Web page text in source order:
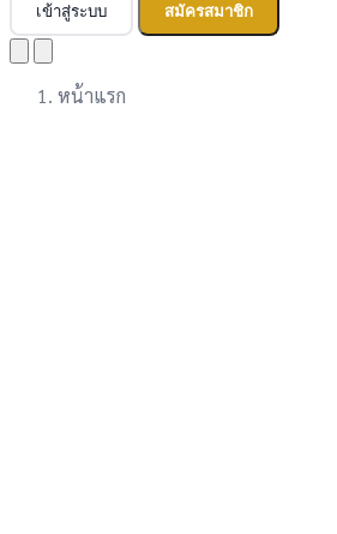
เข้าสู่ระบบ สมัครสมาชิก
หน้าแรก